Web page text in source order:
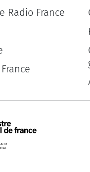
Radio France